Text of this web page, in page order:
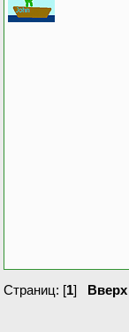
Страниц: [1] Вверх